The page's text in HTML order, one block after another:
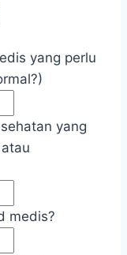
yang perlu
yang
medis?